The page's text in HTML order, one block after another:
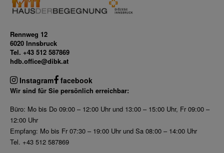
Rennweg 12
6020 Innsbruck
Tel. +43 512 587869
hdb.office@dibk.at
Instagram facebook
Wir sind für Sie persönlich erreichbar:
Büro: Mo bis Do 09:00 – 12:00 Uhr und 13:00 – 15:00 Uhr, Fr 09:00 –
12:00 Uhr
Empfang: Mo bis Fr 07:30 – 19:00 Uhr und Sa 08:00 – 14:00 Uhr
Tel. +43 512 587869